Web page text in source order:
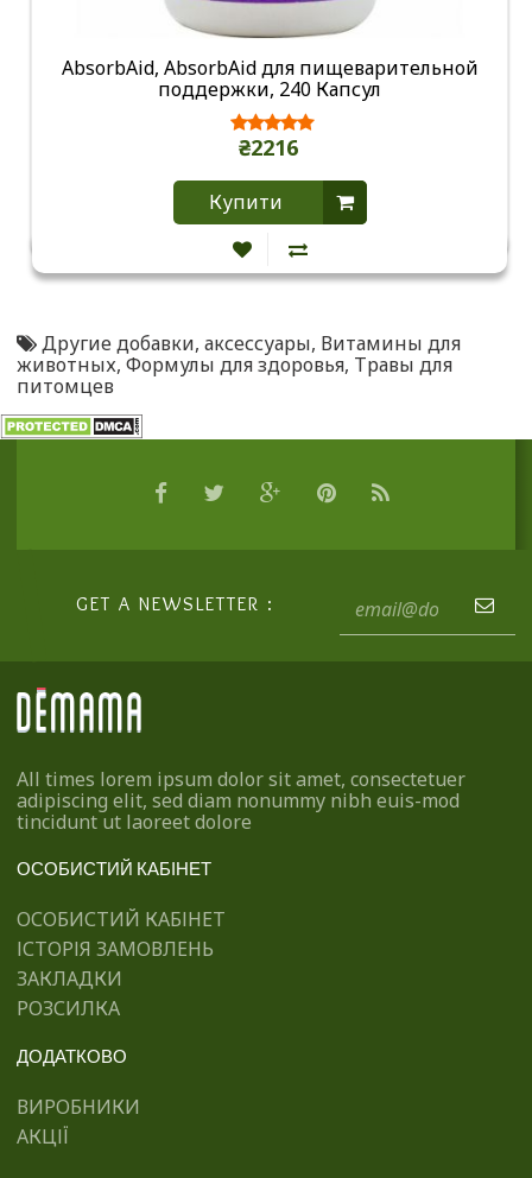
AbsorbAid, AbsorbAid для пищеварительной
поддержки, 240 Капсул
₴2216
Купити
Другие добавки, аксессуары, Витамины для
животных, Формулы для здоровья, Травы для
питомцев
GET A NEWSLETTER :
All times lorem ipsum dolor sit amet, consectetuer
adipiscing elit, sed diam nonummy nibh euis-mod
tincidunt ut laoreet dolore
ОСОБИСТИЙ КАБІНЕТ
ОСОБИСТИЙ КАБІНЕТ
ІСТОРІЯ ЗАМОВЛЕНЬ
ЗАКЛАДКИ
РОЗСИЛКА
ДОДАТКОВО
ВИРОБНИКИ
АКЦІЇ